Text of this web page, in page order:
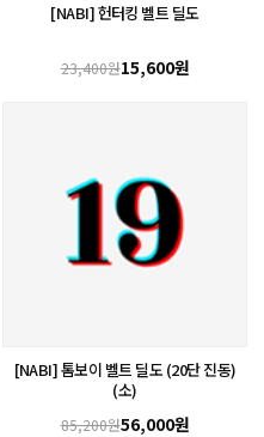
[NABI] 헌터킹 벨트 딜도
23,400원15,600원
[NABI] 톰보이 벨트 딜도 (20단 진동)
(소)
85,200원56,000원